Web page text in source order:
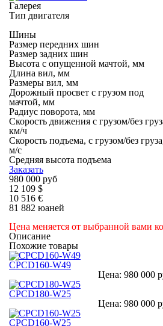
Галерея
Тип двигателя
Шины
Размер передних шин
Размер задних шин
Высота с опущенной мачтой, мм
Длина вил, мм
Размеры вил, мм
Дорожный просвет с грузом под
мачтой, мм
Радиус поворота, мм
Скорость движения с грузом/без
км/ч
Скорость подъема, с грузом/без
м/с
Средняя высота подъема
Заказать
980 000 руб
12 109 $
10 516 €
81 882 юаней
Цена меняется от выбранной вами
Описание
Похожие товары
CPCD160-W49
Цена: 980 000
CPCD180-W25
Цена: 980 000
CPCD160-W25